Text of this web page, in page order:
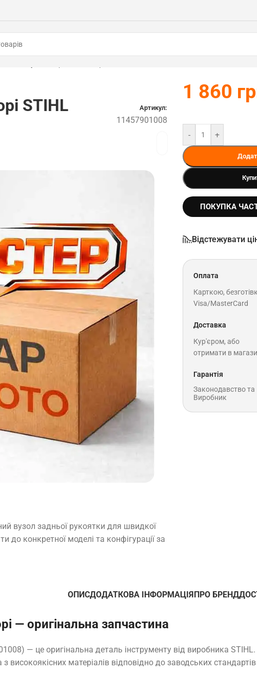
STIHL
Артикул:
11457901008
вузол задньої рукоятки для швидкої
до конкретної моделі та конфігурації за
1 860
- +
ПОКУПКА
Відстежувати
Оплата
Карткою,
Visa/MasterCard
Доставка
Кур'єром, або
отримати в
Гарантія
Законодавство та
Виробник
ОПИСДОДАТКОВА ІНФОРМАЦІЯПРО БРЕНД
— оригінальна запчастина
— це оригінальна деталь інструменту від виробника
високоякісних матеріалів відповідно до заводських стандартів